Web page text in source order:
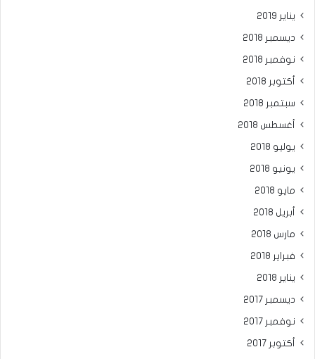
يناير 2019
ديسمبر 2018
نوفمبر 2018
أكتوبر 2018
سبتمبر 2018
أغسطس 2018
يوليو 2018
يونيو 2018
مايو 2018
أبريل 2018
مارس 2018
فبراير 2018
يناير 2018
ديسمبر 2017
نوفمبر 2017
أكتوبر 2017